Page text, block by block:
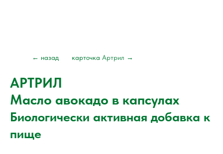
карточка Артрил →
← назад
АРТРИЛ
Масло авокадо в капсулах
Биологически активная добавка к
пище